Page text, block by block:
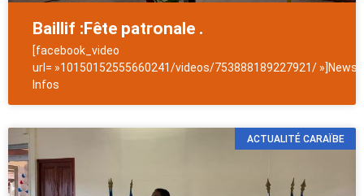
Baillif :Fête patronale .
[facebook_video
url= »10150152555660241/videos/753888189227921/
Infos
ACTUALITÉ CARAÏBE